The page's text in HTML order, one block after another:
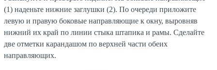
(1) наденьте нижние заглушки (2). По очереди приложите
левую и правую боковые направляющие к окну, выровняв
нижний их край по линии стыка штапика и рамы. Сделайте
две отметки карандашом по верхней части обеих
направляющих.